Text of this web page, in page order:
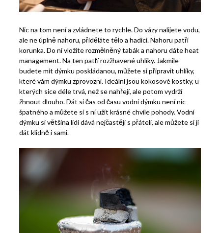
Nic na tom není a zvládnete to rychle. Do vázy nalijete vodu,
ale ne úplně nahoru, přiděláte tělo a hadici. Nahoru patří
korunka. Do ní vložíte rozmělněný tabák a nahoru dáte heat
management. Na ten patří rozžhavené uhlíky. Jakmile
budete mít dýmku poskládanou, můžete si připravit uhlíky,
které vám dýmku zprovozní. Ideální jsou kokosové kostky, u
kterých sice déle trvá, než se nahřejí, ale potom vydrží
žhnout dlouho. Dát si čas od času vodní dýmku není nic
špatného a můžete si s ní užít krásné chvíle pohody. Vodní
dýmku si většina lidí dává nejčastěji s přáteli, ale můžete si ji
dát klidně i sami.